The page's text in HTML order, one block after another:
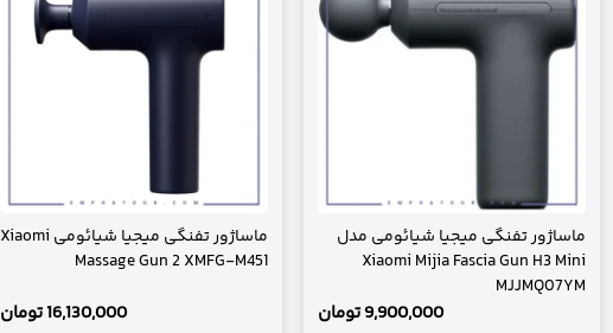
ماساژور تفنگی میجیا شیائومی مدل
Xiaomi Mijia Fascia Gun H3 Mini
MJJMQ07YM
9,900,000تومان
ماساژور تفنگی میجیا شیائومی Xiaomi
Massage Gun 2 XMFG-M451
16,130,000تومان